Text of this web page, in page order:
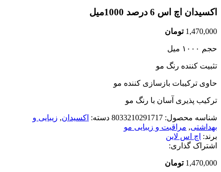
اکسیدان اچ اس 6 درصد 1000میل
1,470,000 تومان
حجم ۱۰۰۰ میل
تثبیت کننده رنگ مو
حاوی ترکیبات بازسازی کننده مو
ترکیب پذیری آسان با رنگ مو
شناسه محصول: 8033210291717 دسته: اکسیدان, زیبایی و
بهداشتی, مراقبت و زیبایی مو
برند: اچ اس لاین
اشتراک گذاری:
1,470,000 تومان